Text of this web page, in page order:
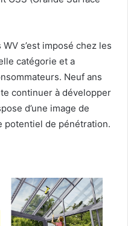
s’est imposé chez les
catégorie et a
Neuf ans
continuer à développer
d’une image de
potentiel de pénétration.